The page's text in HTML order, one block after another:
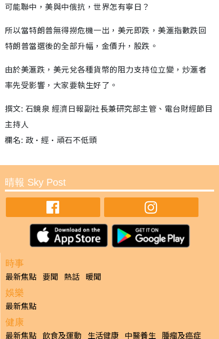
可能聯中，美與中俄抗，世界怎有寧日？
所以當特朗普無得撈危機一出，美元即跌，美滙指數跌回
特朗普當選後的全部升幅，金價升，股跌。
由於美滙跌，美元兌各種貨幣的阻力支持位立變，炒滙者
率先受影響，大家要執生好了。
撰文: 石鏡泉 經濟日報副社長兼研究部主管、電台財經節目
主持人
欄名: 政•經•頑石不低頭
晴報 Sky Post
時事
最新焦點 要聞 熱話 暖聞
娛樂
最新焦點
健康
最新焦點 飲食及運動 生活健康 中醫養生 腫瘤及癌症